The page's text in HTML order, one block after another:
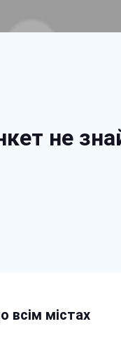
не
всім містах